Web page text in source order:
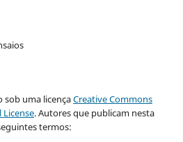
sob uma licençaCreative Commons
.Autores que publicam nesta
termos: